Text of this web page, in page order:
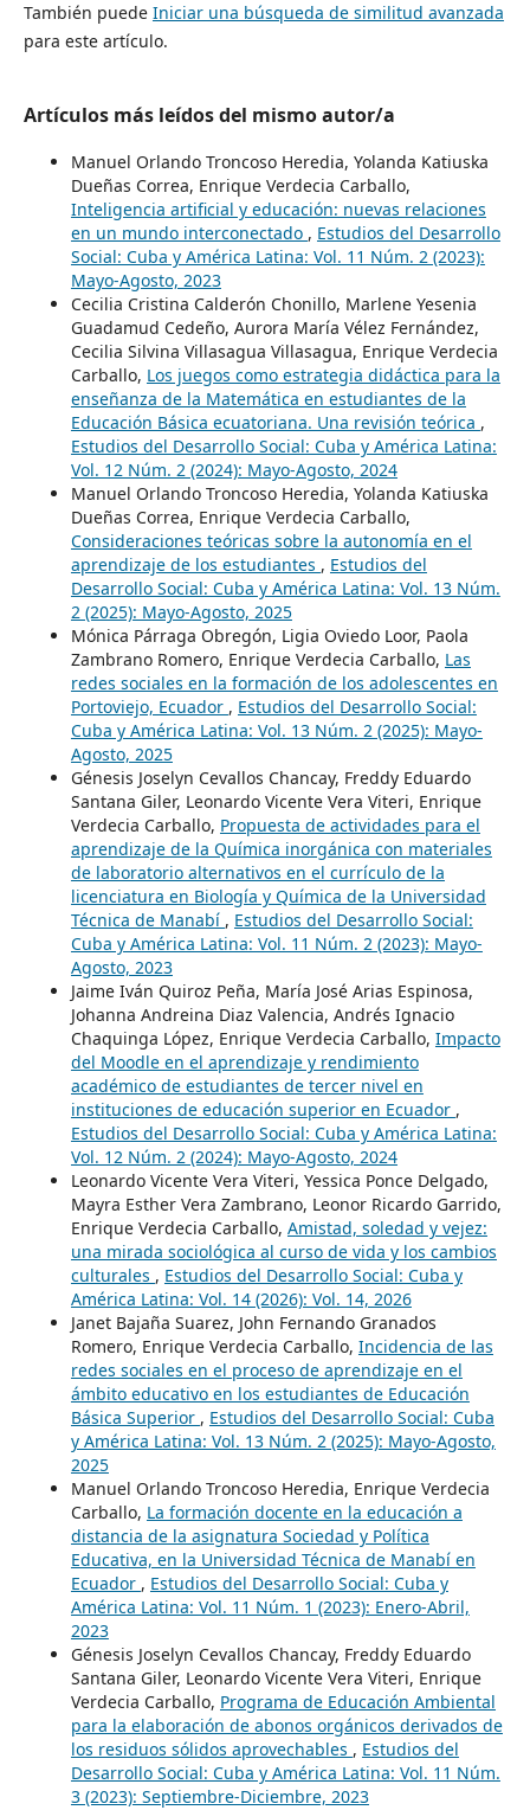
También puede Iniciar una búsqueda de similitud avanzada
para este artículo.
Artículos más leídos del mismo autor/a
Manuel Orlando Troncoso Heredia, Yolanda Katiuska
Dueñas Correa, Enrique Verdecia Carballo,
Inteligencia artificial y educación: nuevas relaciones
en un mundo interconectado , Estudios del Desarrollo
Social: Cuba y América Latina: Vol. 11 Núm. 2 (2023):
Mayo-Agosto, 2023
Cecilia Cristina Calderón Chonillo, Marlene Yesenia
Guadamud Cedeño, Aurora María Vélez Fernández,
Cecilia Silvina Villasagua Villasagua, Enrique Verdecia
Carballo, Los juegos como estrategia didáctica para la
enseñanza de la Matemática en estudiantes de la
Educación Básica ecuatoriana. Una revisión teórica ,
Estudios del Desarrollo Social: Cuba y América Latina:
Vol. 12 Núm. 2 (2024): Mayo-Agosto, 2024
Manuel Orlando Troncoso Heredia, Yolanda Katiuska
Dueñas Correa, Enrique Verdecia Carballo,
Consideraciones teóricas sobre la autonomía en el
aprendizaje de los estudiantes , Estudios del
Desarrollo Social: Cuba y América Latina: Vol. 13 Núm.
2 (2025): Mayo-Agosto, 2025
Mónica Párraga Obregón, Ligia Oviedo Loor, Paola
Zambrano Romero, Enrique Verdecia Carballo, Las
redes sociales en la formación de los adolescentes en
Portoviejo, Ecuador , Estudios del Desarrollo Social:
Cuba y América Latina: Vol. 13 Núm. 2 (2025): Mayo-
Agosto, 2025
Génesis Joselyn Cevallos Chancay, Freddy Eduardo
Santana Giler, Leonardo Vicente Vera Viteri, Enrique
Verdecia Carballo, Propuesta de actividades para el
aprendizaje de la Química inorgánica con materiales
de laboratorio alternativos en el currículo de la
licenciatura en Biología y Química de la Universidad
Técnica de Manabí , Estudios del Desarrollo Social:
Cuba y América Latina: Vol. 11 Núm. 2 (2023): Mayo-
Agosto, 2023
Jaime Iván Quiroz Peña, María José Arias Espinosa,
Johanna Andreina Diaz Valencia, Andrés Ignacio
Chaquinga López, Enrique Verdecia Carballo, Impacto
del Moodle en el aprendizaje y rendimiento
académico de estudiantes de tercer nivel en
instituciones de educación superior en Ecuador ,
Estudios del Desarrollo Social: Cuba y América Latina:
Vol. 12 Núm. 2 (2024): Mayo-Agosto, 2024
Leonardo Vicente Vera Viteri, Yessica Ponce Delgado,
Mayra Esther Vera Zambrano, Leonor Ricardo Garrido,
Enrique Verdecia Carballo, Amistad, soledad y vejez:
una mirada sociológica al curso de vida y los cambios
culturales , Estudios del Desarrollo Social: Cuba y
América Latina: Vol. 14 (2026): Vol. 14, 2026
Janet Bajaña Suarez, John Fernando Granados
Romero, Enrique Verdecia Carballo, Incidencia de las
redes sociales en el proceso de aprendizaje en el
ámbito educativo en los estudiantes de Educación
Básica Superior , Estudios del Desarrollo Social: Cuba
y América Latina: Vol. 13 Núm. 2 (2025): Mayo-Agosto,
2025
Manuel Orlando Troncoso Heredia, Enrique Verdecia
Carballo, La formación docente en la educación a
distancia de la asignatura Sociedad y Política
Educativa, en la Universidad Técnica de Manabí en
Ecuador , Estudios del Desarrollo Social: Cuba y
América Latina: Vol. 11 Núm. 1 (2023): Enero-Abril,
2023
Génesis Joselyn Cevallos Chancay, Freddy Eduardo
Santana Giler, Leonardo Vicente Vera Viteri, Enrique
Verdecia Carballo, Programa de Educación Ambiental
para la elaboración de abonos orgánicos derivados de
los residuos sólidos aprovechables , Estudios del
Desarrollo Social: Cuba y América Latina: Vol. 11 Núm.
3 (2023): Septiembre-Diciembre, 2023